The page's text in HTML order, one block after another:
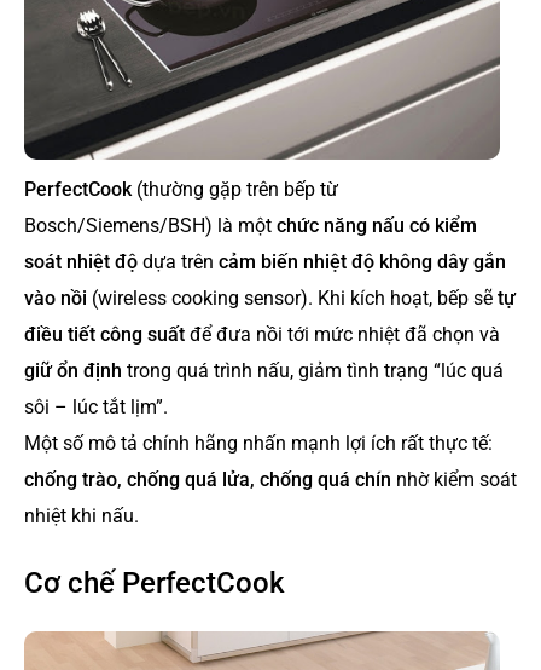
PerfectCook(thường gặp trên bếp từ
Bosch/Siemens/BSH) là một chức năng nấu có kiểm
soát nhiệt độ dựa trên cảm biến nhiệt độ không dây gắn
vào nồi (wireless cooking sensor). Khi kích hoạt, bếp sẽ tự
điều tiết công suất để đưa nồi tới mức nhiệt đã chọn và
giữ ổn định trong quá trình nấu, giảm tình trạng “lúc quá
sôi – lúc tắt lịm”.
Một số mô tả chính hãng nhấn mạnh lợi ích rất thực tế:
chống trào, chống quá lửa, chống quá chín nhờ kiểm soát
nhiệt khi nấu.
Cơ chế PerfectCook